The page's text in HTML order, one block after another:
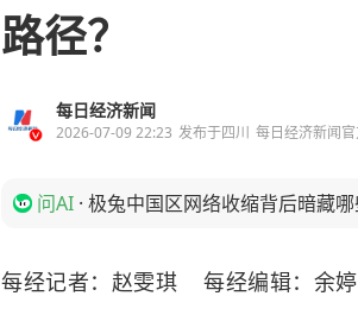
路径？
每日经济新闻
2026-07-09 22:23 发布于四川 每日经济新闻
问AI · 极兔中国区网络收缩背后暗藏
每经记者：赵雯琪 每经编辑：余